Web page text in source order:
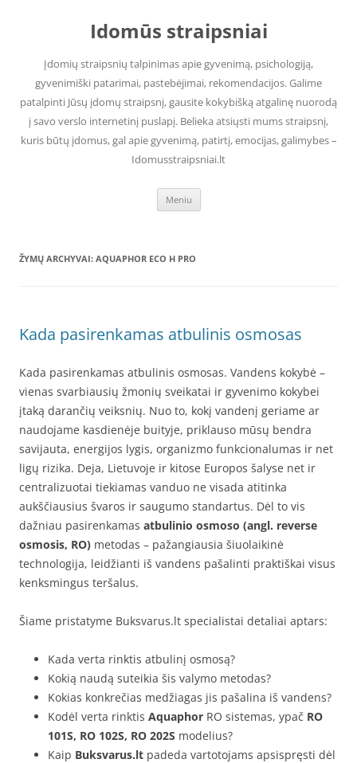
Idomūs straipsniai
Įdomių straipsnių talpinimas apie gyvenimą, psichologiją,
gyvenimiški patarimai, pastebėjimai, rekomendacijos. Galime
patalpinti Jūsų įdomų straipsnį, gausite kokybišką atgalinę nuorodą
į savo verslo internetinį puslapį. Belieka atsiųsti mums straipsnį,
kuris būtų įdomus, gal apie gyvenimą, patirtį, emocijas, galimybes –
Idomusstraipsniai.lt
Meniu
ŽYMŲ ARCHYVAI: AQUAPHOR ECO H PRO
Kada pasirenkamas atbulinis osmosas
Kada pasirenkamas atbulinis osmosas. Vandens kokybė –
vienas svarbiausių žmonių sveikatai ir gyvenimo kokybei
įtaką darančių veiksnių. Nuo to, kokį vandenį geriame ar
naudojame kasdienėje buityje, priklauso mūsų bendra
savijauta, energijos lygis, organizmo funkcionalumas ir net
ligų rizika. Deja, Lietuvoje ir kitose Europos šalyse net ir
centralizuotai tiekiamas vanduo ne visada atitinka
aukščiausius švaros ir saugumo standartus. Dėl to vis
dažniau pasirenkamas atbulinio osmoso (angl. reverse
osmosis, RO) metodas – pažangiausia šiuolaikinė
technologija, leidžianti iš vandens pašalinti praktiškai visus
kenksmingus teršalus.
Šiame pristatyme Buksvarus.lt specialistai detaliai aptars:
Kada verta rinktis atbulinį osmosą?
Kokią naudą suteikia šis valymo metodas?
Kokias konkrečias medžiagas jis pašalina iš vandens?
Kodėl verta rinktis Aquaphor RO sistemas, ypač RO
101S, RO 102S, RO 202S modelius?
Kaip Buksvarus.lt padeda vartotojams apsispręsti dėl